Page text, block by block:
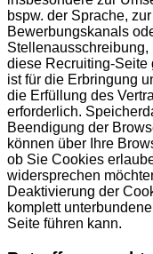
bspw. der Sprache,
Bewerbungskanals
diese Recruiting-Seite
ist für die Erbringung
die Erfüllung des
erforderlich.
Beendigung der
können über Ihre
ob Sie Cookies
widersprechen
Deaktivierung der
komplett
Seite führen kann.